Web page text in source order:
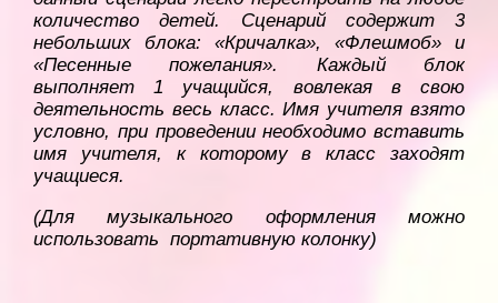
количество детей. Сценарий содержит 3
небольших блока: «Кричалка», «Флешмоб» и
«Песенные пожелания». Каждый блок
выполняет 1 учащийся, вовлекая в свою
деятельность весь класс. Имя учителя взято
условно, при проведении необходимо вставить
имя учителя, к которому в класс заходят
учащиеся.
(Для музыкального оформления можно
использовать портативную колонку)